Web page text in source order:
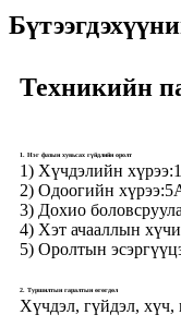
Техникийн
1. Нэг фазын хувьсах гүйдлийн оролт
1) Хүчдэлийн хүрээ:
2) Одоогийн хүрээ:
3) Дохио
4) Хэт ачааллын
5) Оролтын
2. Туршилтын гаралтын өгөгдөл
Хүчдэл, гүйдэл, хүч,